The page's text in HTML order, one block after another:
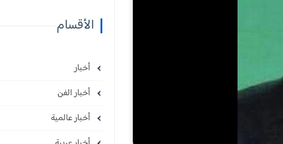
الأقسام
أخبار
أخبار الفن
أخبار عالمية